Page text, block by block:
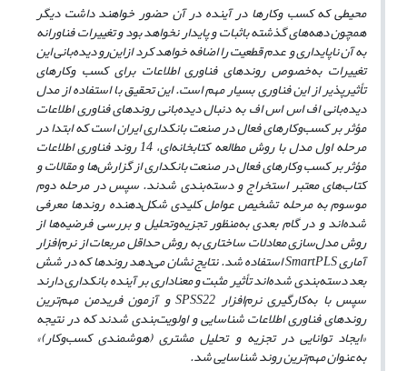
محیطی که کسب وکارها در آینده در آن حضور خواهند داشت دیگر
همچون دهه‌های گذشته باثبات و پایدار نخواهد بود و تغییرات فناورانه
به آن ناپایداری و عدم قطعیت را اضافه خواهد کرد از‌این‌رو دیده‌بانی این
تغییرات به‌خصوص روندهای فناوری اطلاعات برای کسب وکارهای
تأثیر‌پذیر از این فناوری بسیار مهم است. این تحقیق با استفاده از مدل
دیده‌بانی اف اس اس اف به دنبال دیده‌بانی روندهای فناوری اطلاعات
مؤثر بر کسب‌وکارهای فعال در صنعت بانکداری ایران است که ابتدا در
مرحله اول مدل با روش مطالعه کتابخانه‌ای، 14 روند فناوری اطلاعات
مؤثر بر کسب وکارهای فعال در صنعت بانکداری از گزارش‌ها و مقالات و
کتاب‌های معتبر استخراج و دسته‌بندی شدند. سپس در مرحله دوم
موسوم به مرحله تشخیص عوامل کلیدی شکل‌دهنده روندها معرفی
شده‌اند و در گام بعدی به‌منظور تجزیه‌وتحلیل و بررسی فرضیه‌ها از
روش مدل‌سازی معادلات ساختاری به روش حداقل مربعات از نرم‌افزار
آماریSmartPLSاستفاده شد. نتایج نشان می‌دهد روندها که در شش
بعد دسته‌بندی شده‌اند تأثیر مثبت و معناداری بر آینده بانکداری دارند
سپس با به‌کارگیری نرم‌افزار SPSS22و آزمون فریدمن مهم‌ترین
روندهای فناوری اطلاعات شناسایی و اولویت‌بندی شدند که در نتیجه
«ایجاد توانایی در تجزیه و تحلیل مشتری (هوشمندی کسب‌وکار)»
به‌عنوان مهم‌ترین روند شناسایی شد.